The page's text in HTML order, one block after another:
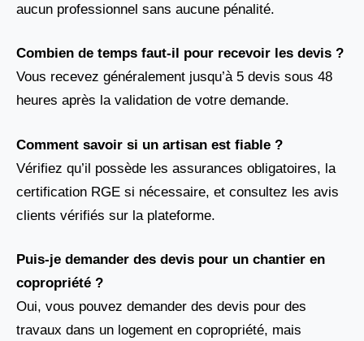
aucun professionnel sans aucune pénalité.
Combien de temps faut-il pour recevoir les devis ?
Vous recevez généralement jusqu’à 5 devis sous 48
heures après la validation de votre demande.
Comment savoir si un artisan est fiable ?
Vérifiez qu’il possède les assurances obligatoires, la
certification RGE si nécessaire, et consultez les avis
clients vérifiés sur la plateforme.
Puis-je demander des devis pour un chantier en
copropriété ?
Oui, vous pouvez demander des devis pour des
travaux dans un logement en copropriété, mais